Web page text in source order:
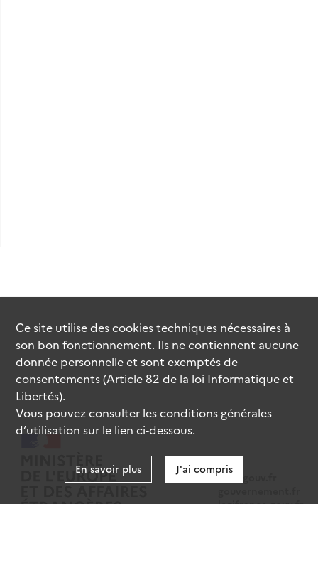
data.gouv.fr
legifrance.gouv.fr
Ce site utilise descookiestechniques nécessaires à
son bon fonctionnement. Ils ne contiennent aucune
donnée personnelle et sont exemptés de
consentements (Article 82 de la loi Informatique et
Libertés).
Vous pouvez consulter les conditions générales
d’utilisation sur le lien ci-dessous.
En savoir plus J'ai compris